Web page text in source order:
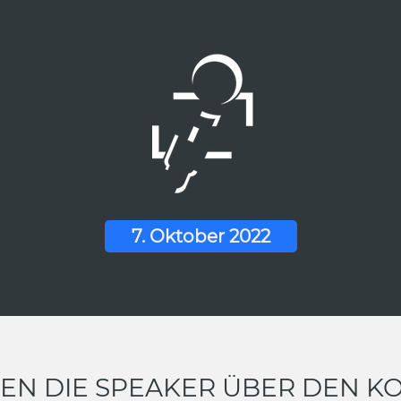
7. Oktober 2022
DIE SPEAKER ÜBER DEN